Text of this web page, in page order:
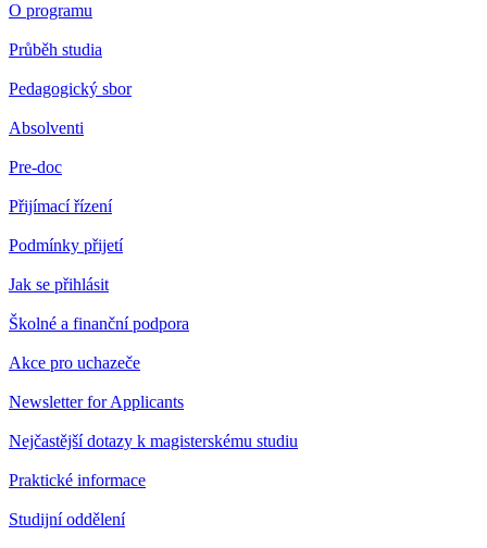
O programu
Průběh studia
Pedagogický sbor
Absolventi
Pre-doc
Přijímací řízení
Podmínky přijetí
Jak se přihlásit
Školné a finanční podpora
Akce pro uchazeče
Newsletter for Applicants
Nejčastější dotazy k magisterskému studiu
Praktické informace
Studijní oddělení